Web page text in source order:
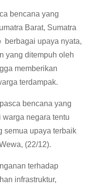
bencana yang
Barat, Sumatra
berbagai upaya nyata,
yang ditempuh oleh
memberikan
terdampak.
bencana yang
negara tentu
semua upaya terbaik
(22/12).
terhadap
infrastruktur,